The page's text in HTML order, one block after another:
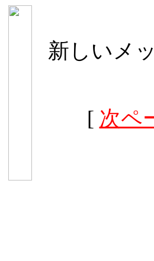
新しいメ
[ 次ペ